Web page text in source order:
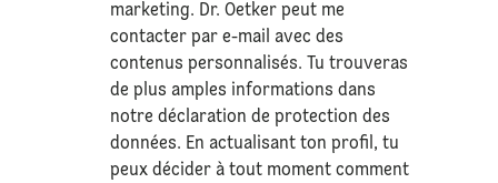
marketing. Dr. Oetker peut me
contacter par e-mail avec des
contenus personnalisés. Tu trouveras
de plus amples informations dans
notre déclaration deprotection des
données. En actualisant ton profil, tu
peux décider à tout moment comment